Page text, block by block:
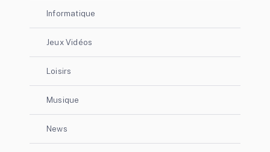
Informatique
Jeux Vidéos
Loisirs
Musique
News